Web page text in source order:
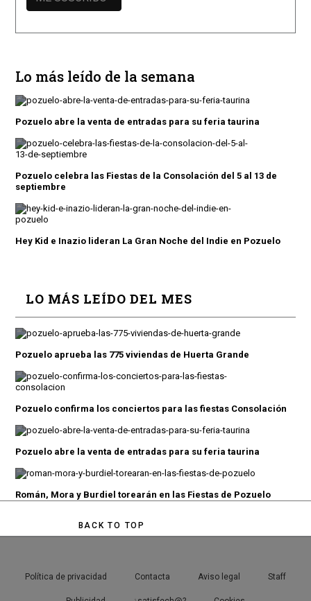
Lo más leído de la semana
Pozuelo abre la venta de entradas para su feria taurina
Pozuelo celebra las Fiestas de la Consolación del 5 al 13 de
septiembre
Hey Kid e Inazio lideran La Gran Noche del Indie en Pozuelo
LO MÁS LEÍDO DEL MES
Pozuelo aprueba las 775 viviendas de Huerta Grande
Pozuelo confirma los conciertos para las fiestas Consolación
Pozuelo abre la venta de entradas para su feria taurina
Román, Mora y Burdiel torearán en las Fiestas de Pozuelo
BACK TO TOP
Política de privacidad Contacta Aviso legal Staff